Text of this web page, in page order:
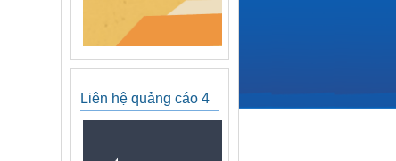
Liên hệ quảng cáo 4